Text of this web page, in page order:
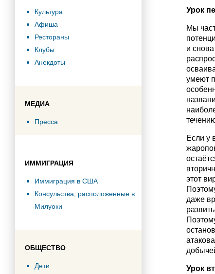
Культура
Афиша
Рестораны
Клубы
Анекдоты
МЕДИА
Пресса
ИММИГРАЦИЯ
Иммиграция в США
Консульства, расположенные в
Милуоки
ОБЩЕСТВО
Дети
Урок
Мы
и
умеют
Если у
этот
даже
Урок